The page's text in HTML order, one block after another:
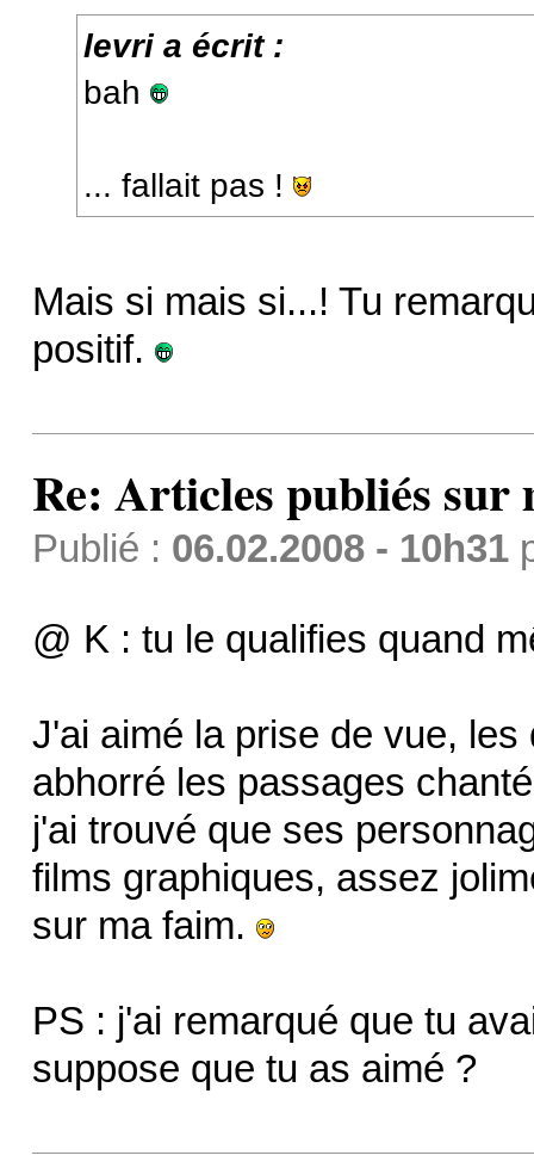
levri a écrit :
bah
... fallait pas !
Mais si mais si...! Tu
positif.
Re: Articles publiés sur
Publié : 06.02.2008 - 10h31
@ K : tu le qualifies quand
J'ai aimé la prise de vue,
abhorré les passages
j'ai trouvé que ses
films graphiques, assez
sur ma faim.
PS : j'ai remarqué que tu
suppose que tu as aimé ?